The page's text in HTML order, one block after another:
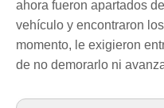
ahora fueron apartados
vehículo y encontraron
momento, le exigieron
de no demorarlo ni